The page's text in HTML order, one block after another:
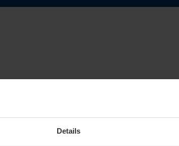
Details